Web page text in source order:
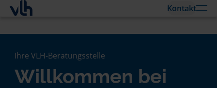
Kontakt
Ihre VLH-Beratungsstelle
Willkommen bei